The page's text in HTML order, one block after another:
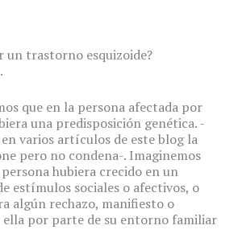
un trastorno esquizoide?
que en la persona afectada por
una predisposición genética. -
varios artículos de este blog la
pero no condena-. Imaginemos
persona hubiera crecido en un
estímulos sociales o afectivos, o
algún rechazo, manifiesto o
ella por parte de su entorno familiar